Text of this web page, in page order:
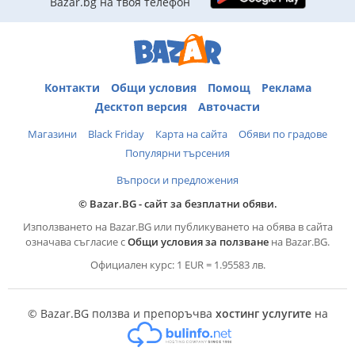
Главаш www. gandgautoltd. com ~ *РАБОТНО ВРЕМЕ*
00 до 17: 00 и НЕДЕЛЯ С ПРЕДВАРИТЕЛНА УГОВОРКА.
Контакти Общи условия Помощ
Реклама
Десктоп версия
Авточасти
Магазини Black Friday Карта на сайта
Обяви по градове
Популярни търсения
Въпроси и предложения
© Bazar.BG - сайт за безплатни обяви.
Използването на Bazar.BG или публикуването на обява в сайта
означава съгласие сОбщи условия за ползване на Bazar.BG.
Официален курс: 1 EUR = 1.95583 лв.
© Bazar.BG ползва и препоръчва хостинг услугитена